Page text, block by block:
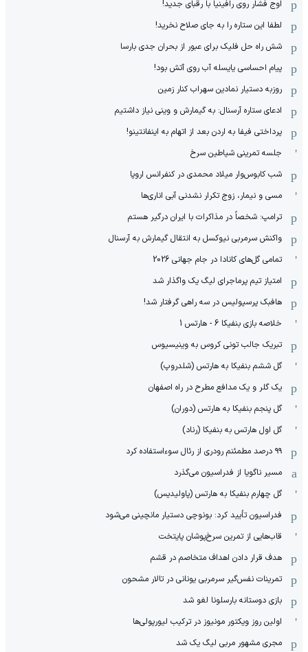
اوج فشار روی رافینیا با رقبای جدید!
لطفا این ستاره را به جای صلاح نخرید!
شش راه حل فلیک برای عبور از بحران جدی بارسا
پیام احساسی یایسله آب روی آتش بود!
روزبه دستیار نمادین سهراب کنار زمین
ادعای ستاره آرسنال: به گیمارش و وینی نیاز داشتیم
پرداختی فیفا به اردن بعد از اتهام به اینفانتینو!
جلسه تمرینی شیاطین سرخ
شب کابوس‌وار میلاد محمدی در کنفرانس اروپا
مسی و نیمار، زوج تکرار نشدنی آبی اناری‌ها
ترامپ: شخصاً در مذاکرات با ایران درگیر هستم
واکنش سرمربی نیوکسل به انتقال گیمارش به آرسنال
تمامی گل‌های کانادا در جام جهانی 2026
امتیاز تیم پرماجرای لیگ یک واگذار شد
هافبک پرسپولیس در سه راهی گرفتار شد!
خلاصه بازی بنفیکا 6 - هارتس 1
تبریک جالب تونی کروس به وینیسیوس
گل ششم بنفیکا به هارتس (شلدروپ)
یک گلر و یک مدافع مطرح در راه اصفهان
گل پنجم بنفیکا به هارتس (دوران)
گل اول هارتس به بنفیکا (رناد)
۹۹ درصد مطمئنم رودری از رئال سوءاستفاده کرد
مسیر ناگویا از فدراسیون می‌گذرد
گل چهارم بنفیکا به هارتس (پاولیدیس)
فدراسیون تأیید کرد: بونوچی دستیار مانچینی می‌شود
قاب‌هایی از تمرین سرخ‌پوشان پایتخت
هدف قرار دادن اهداف متخاصم در قشم
‏تمرینات نفس‌گیر سرمربی یونانی در تالار مشحون
بازی دوستانه بارسلونا لغو شد
اولین روز ویکتور مونیوز در ترکیب لیورپولی‌ها
مجری مشهور مربی لیگ یک شد